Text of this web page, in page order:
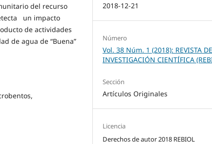
del recurso
un impacto
de actividades
de agua de “Buena”
2018-12-21
Número
Vol. 38 Núm. 1 (2018): REVISTA DE
INVESTIGACIÓN CIENTÍFICA
Sección
Artículos Originales
Licencia
Derechos de autor 2018 REBIOL